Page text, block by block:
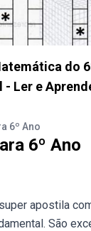
do
- Ler e
6º Ano
6º Ano
apostila
São